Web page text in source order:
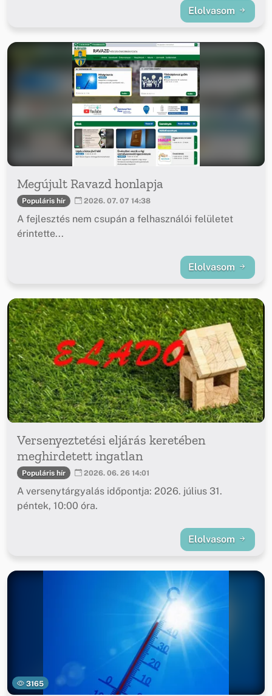
Elolvasom
Megújult Ravazd honlapja
Populáris hír 2026. 07. 07 14:38
A fejlesztés nem csupán a felhasználói felületet
érintette...
Elolvasom
Versenyeztetési eljárás keretében
meghirdetett ingatlan
Populáris hír 2026. 06. 26 14:01
A versenytárgyalás időpontja: 2026. július 31.
péntek, 10:00 óra.
Elolvasom
3165